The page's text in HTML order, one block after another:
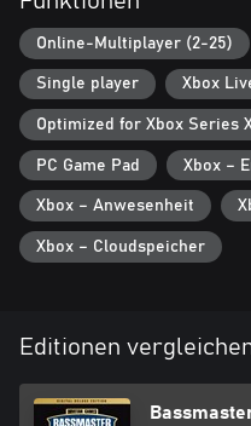
zum Bassmaster Royale-
Online-Multiplayer (2-25)
Single player Xbox
Optimized for Xbox Series
PC Game Pad Xbox –
Xbox – Anwesenheit
Xbox – Cloudspeicher
Editionen